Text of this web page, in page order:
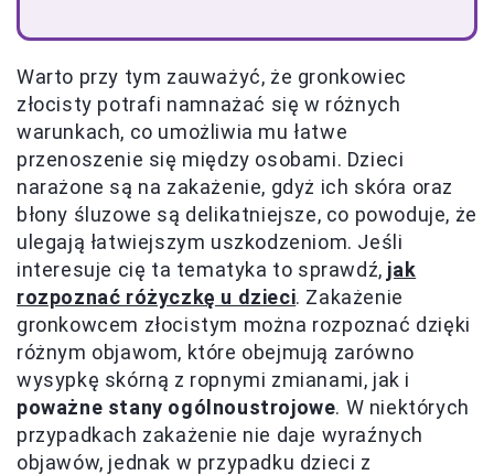
Warto przy tym zauważyć, że gronkowiec
złocisty potrafi namnażać się w różnych
warunkach, co umożliwia mu łatwe
przenoszenie się między osobami. Dzieci
narażone są na zakażenie, gdyż ich skóra oraz
błony śluzowe są delikatniejsze, co powoduje, że
ulegają łatwiejszym uszkodzeniom. Jeśli
interesuje cię ta tematyka to sprawdź, jak
rozpoznać różyczkę u dzieci. Zakażenie
gronkowcem złocistym można rozpoznać dzięki
różnym objawom, które obejmują zarówno
wysypkę skórną z ropnymi zmianami, jak i
poważne stany ogólnoustrojowe. W niektórych
przypadkach zakażenie nie daje wyraźnych
objawów, jednak w przypadku dzieci z